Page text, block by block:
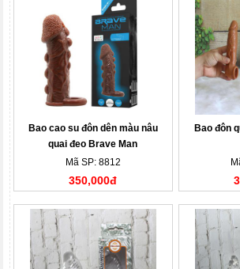
Bao cao su đôn dên màu nâu
quai đeo Brave Man
Mã SP: 8812
350,000đ
Bao đôn